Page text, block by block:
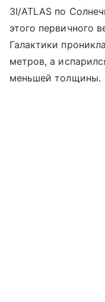
3I/ATLAS по
этого первичного
Галактики
метров, а
меньшей толщины.